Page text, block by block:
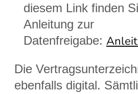
diesem Link finden
Anleitung zur
Datenfreigabe:
Die
ebenfalls digital.